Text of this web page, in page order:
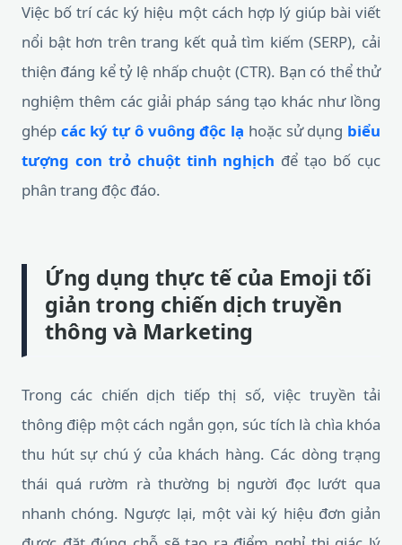
Việc bố trí các ký hiệu một cách hợp lý giúp bài viết
nổi bật hơn trên trang kết quả tìm kiếm (SERP), cải
thiện đáng kể tỷ lệ nhấp chuột (CTR). Bạn có thể thử
nghiệm thêm các giải pháp sáng tạo khác như lồng
ghép các ký tự ô vuông độc lạ hoặc sử dụng biểu
tượng con trỏ chuột tinh nghịch để tạo bố cục
phân trang độc đáo.
Ứng dụng thực tế của Emoji tối
giản trong chiến dịch truyền
thông và Marketing
Trong các chiến dịch tiếp thị số, việc truyền tải
thông điệp một cách ngắn gọn, súc tích là chìa khóa
thu hút sự chú ý của khách hàng. Các dòng trạng
thái quá rườm rà thường bị người đọc lướt qua
nhanh chóng. Ngược lại, một vài ký hiệu đơn giản